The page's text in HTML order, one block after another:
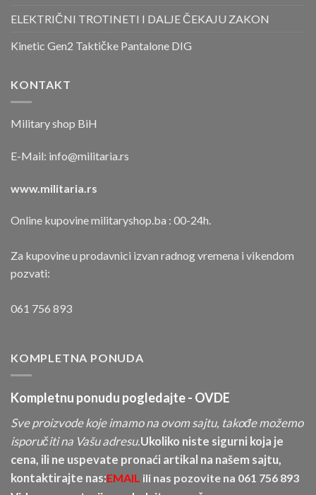
ELEKTRIČNI TROTINETI I DALJE ČEKAJU ZAKON
Kinetic Gen2 Taktičke Pantalone DIG
KONTAKT
Military shop BiH
E-Mail: info@militaria.rs
www.militaria.rs
Online kupovine militaryshop.ba : 00-24h.
Za kupovine u prodavnici izvan radnog vremena i vikendom
pozvati:
061 756 893
KOMPLETNA PONUDA
Kompletnu ponudu pogledajte - OVDE
Sve proizvode koje imamo na ovom sajtu, takođe možemo
isporučiti na Vašu adresu.Ukoliko niste sigurni koja je
cena, ili ne uspevate pronaći artikal na našem sajtu,
kontaktirajte nas:EMAIL ili nas pozovite na 061 756 893